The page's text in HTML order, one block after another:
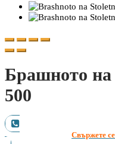
Брашното на
500
Свържете